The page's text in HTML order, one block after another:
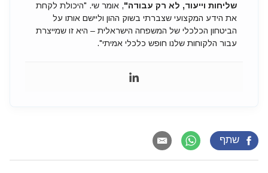
שליחות וייעוד, לא רק עבודה", אומר שי. "היכולת לקחת
את הידע המקצועי שצברתי בשוק ההון וליישם אותו על
הביטחון הכלכלי של המשפחה הישראלית – היא זו שמייצרת
עבור הלקוחות שלנו חופש כלכלי אמיתי".
שתף